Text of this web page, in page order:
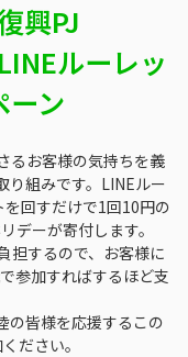
興PJ
ルーレッ
ーン
るお客様の気持ちを義
り組みです。LINEルー
回すだけで1回10円の
デーが寄付します。
担するので、お客様に
参加すればするほど支
の皆様を応援するこの
ださい。